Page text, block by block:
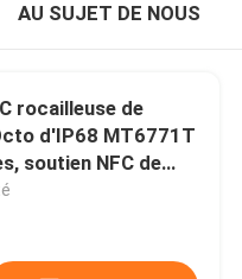
AU SUJET DE NOUS
rocailleuse de
d'IP68 MT6771T
soutien NFC de
barres de